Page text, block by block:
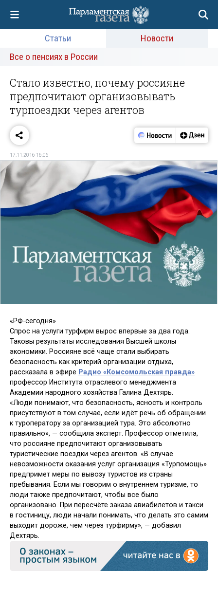
Статьи
Новости
Все о пенсиях в России
Стало известно, почему россияне
предпочитают организовывать
турпоездки через агентов
17.11.2016 16:06
«РФ-сегодня»
Спрос на услуги турфирм вырос впервые за два года.
Таковы результаты исследования Высшей школы
экономики. Россияне всё чаще стали выбирать
безопасность как критерий организации отдыха,
рассказала в эфире Радио «Комсомольская правда»
профессор Института отраслевого менеджмента
Академии народного хозяйства Галина Дехтярь.
«Люди понимают, что безопасность, ясность и контроль
присутствуют в том случае, если идёт речь об обращении
к туроператору за организацией тура. Это абсолютно
правильно», — сообщила эксперт. Профессор отметила,
что россияне предпочитают организовывать
туристические поездки через агентов. «В случае
невозможности оказания услуг организация «Турпомощь»
предпримет меры по вывозу туристов из страны
пребывания. Если мы говорим о внутреннем туризме, то
люди также предпочитают, чтобы все было
организовано. При пересчёте заказа авиабилетов и такси
в гостиницу, люди начали понимать, что делать это самим
выходит дороже, чем через турфирму», — добавил
Дехтярь.